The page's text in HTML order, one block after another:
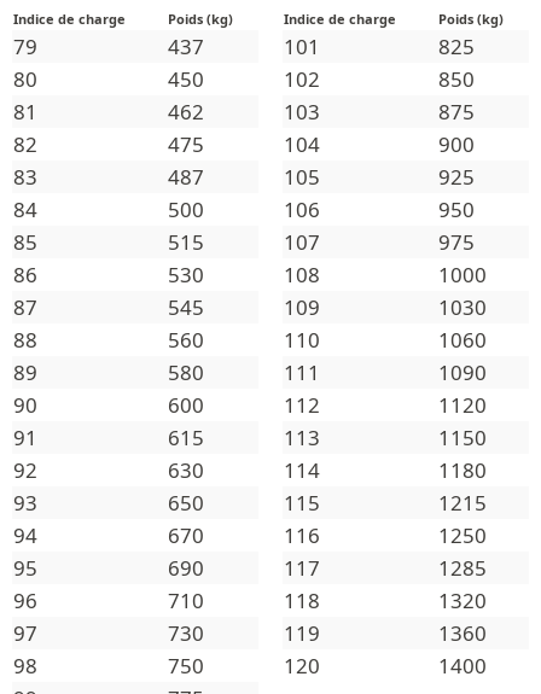
Indice de charge Poids (kg)
79
437
80
450
81
462
82
475
83
487
84
500
85
515
86
530
87
545
88
560
89
580
90
600
91
615
92
630
93
650
94
670
95
690
96
710
97
730
98
750
Indice de charge Poids (kg)
101
825
102
850
103
875
104
900
105
925
106
950
107
975
108
1000
109
1030
110
1060
111
1090
112
1120
113
1150
114
1180
115
1215
116
1250
117
1285
118
1320
119
1360
120
1400